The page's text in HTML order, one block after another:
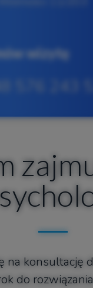
wizytę
na konsultację
do